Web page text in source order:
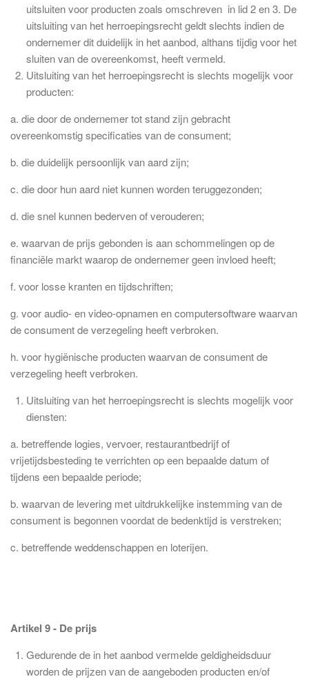
uitsluiten voor producten zoals omschreven in lid 2 en 3. De
uitsluiting van het herroepingsrecht geldt slechts indien de
ondernemer dit duidelijk in het aanbod, althans tijdig voor het
sluiten van de overeenkomst, heeft vermeld.
Uitsluiting van het herroepingsrecht is slechts mogelijk voor
producten:
a. die door de ondernemer tot stand zijn gebracht
overeenkomstig specificaties van de consument;
b. die duidelijk persoonlijk van aard zijn;
c. die door hun aard niet kunnen worden teruggezonden;
d. die snel kunnen bederven of verouderen;
e. waarvan de prijs gebonden is aan schommelingen op de
financiële markt waarop de ondernemer geen invloed heeft;
f. voor losse kranten en tijdschriften;
g. voor audio- en video-opnamen en computersoftware waarvan
de consument de verzegeling heeft verbroken.
h. voor hygiënische producten waarvan de consument de
verzegeling heeft verbroken.
Uitsluiting van het herroepingsrecht is slechts mogelijk voor
diensten:
a. betreffende logies, vervoer, restaurantbedrijf of
vrijetijdsbesteding te verrichten op een bepaalde datum of
tijdens een bepaalde periode;
b. waarvan de levering met uitdrukkelijke instemming van de
consument is begonnen voordat de bedenktijd is verstreken;
c. betreffende weddenschappen en loterijen.
Artikel 9 - De prijs
Gedurende de in het aanbod vermelde geldigheidsduur
worden de prijzen van de aangeboden producten en/of